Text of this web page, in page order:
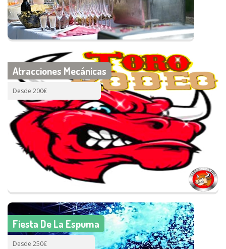
Atracciones Mecánicas
Desde 200€
Fiesta De La Espuma
Desde 250€